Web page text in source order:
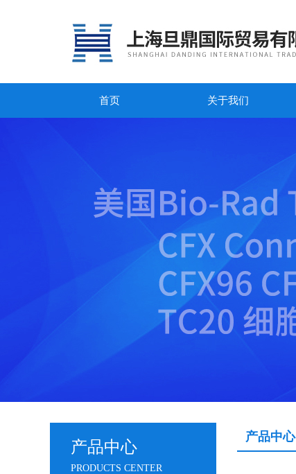
首页 关于我们
产品中心
PRODUCTS CENTER
产品中心